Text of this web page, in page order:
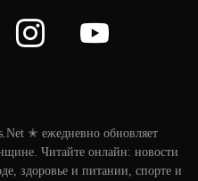
instagram youtube
✭ ежедневно обновляет
Читайте онлайн: новости
здоровье и питании, спорте и